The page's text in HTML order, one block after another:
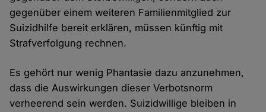
gegenüber einem weiteren Familienmitglied zur
Suizidhilfe bereit erklären, müssen künftig mit
Strafverfolgung rechnen.
Es gehört nur wenig Phantasie dazu anzunehmen,
dass die Auswirkungen dieser Verbotsnorm
verheerend sein werden. Suizidwillige bleiben in